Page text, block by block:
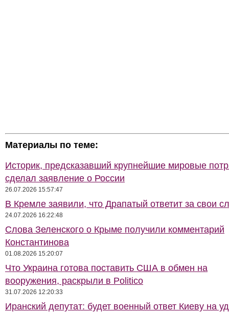
Материалы по теме:
Историк, предсказавший крупнейшие мировые
сделал заявление о России
26.07.2026 15:57:47
В Кремле заявили, что Драпатый ответит за свои
24.07.2026 16:22:48
Слова Зеленского о Крыме получили комментарий
Константинова
01.08.2026 15:20:07
Что Украина готова поставить США в обмен на
вооружения, раскрыли в Politico
31.07.2026 12:20:33
Иранский депутат: будет военный ответ Киеву на